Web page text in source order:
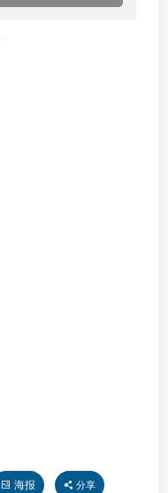
海报 分享